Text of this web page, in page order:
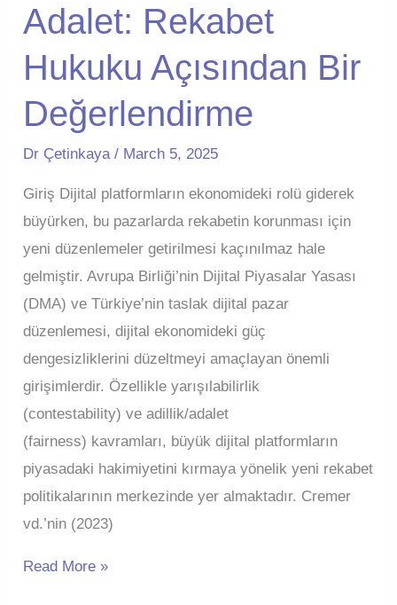
Adalet: Rekabet
Hukuku Açısından Bir
Değerlendirme
Dr Çetinkaya/ March 5, 2025
Giriş Dijital platformların ekonomideki rolü giderek
büyürken, bu pazarlarda rekabetin korunması için
yeni düzenlemeler getirilmesi kaçınılmaz hale
gelmiştir. Avrupa Birliği’nin Dijital Piyasalar Yasası
(DMA) ve Türkiye’nin taslak dijital pazar
düzenlemesi, dijital ekonomideki güç
dengesizliklerini düzeltmeyi amaçlayan önemli
girişimlerdir. Özellikle yarışılabilirlik
(contestability) ve adillik/adalet
(fairness) kavramları, büyük dijital platformların
piyasadaki hakimiyetini kırmaya yönelik yeni rekabet
politikalarının merkezinde yer almaktadır. Cremer
vd.’nin (2023)
Dijital
Read More »